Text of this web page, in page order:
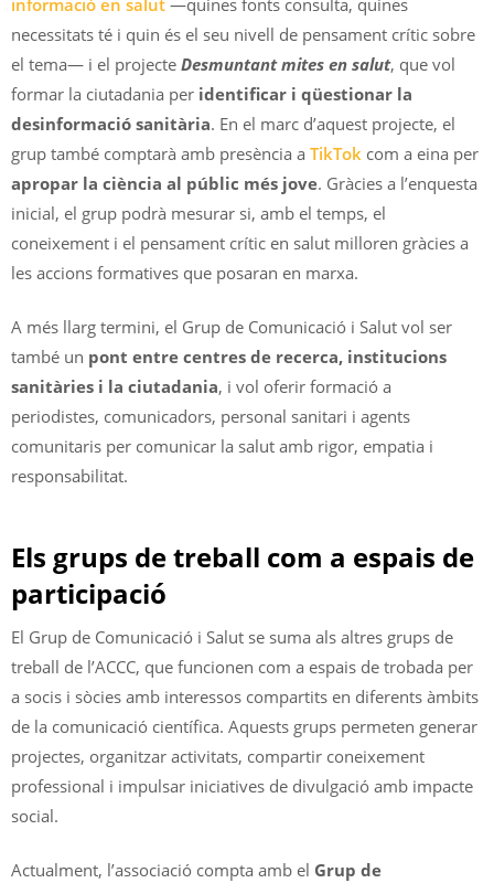
necessitats té i quin és el seu nivell de pensament crític sobre
el tema— i el projecte Desmuntant mites en salut, que vol
formar la ciutadania per identificar i qüestionar la
desinformació sanitària. En el marc d’aquest projecte, el
grup també comptarà amb presència a TikTok com a eina per
apropar la ciència al públic més jove. Gràcies a l’enquesta
inicial, el grup podrà mesurar si, amb el temps, el
coneixement i el pensament crític en salut milloren gràcies a
les accions formatives que posaran en marxa.
A més llarg termini, el Grup de Comunicació i Salut vol ser
també un pont entre centres de recerca, institucions
sanitàries i la ciutadania, i vol oferir formació a
periodistes, comunicadors, personal sanitari i agents
comunitaris per comunicar la salut amb rigor, empatia i
responsabilitat.
Els grups de treball com a espais de
participació
El Grup de Comunicació i Salut se suma als altres grups de
treball de l’ACCC, que funcionen com a espais de trobada per
a socis i sòcies amb interessos compartits en diferents àmbits
de la comunicació científica. Aquests grups permeten generar
projectes, organitzar activitats, compartir coneixement
professional i impulsar iniciatives de divulgació amb impacte
social.
Actualment, l’associació compta amb el Grup de